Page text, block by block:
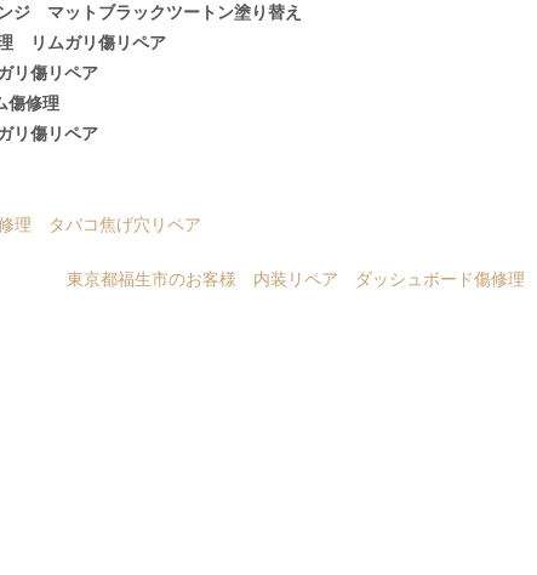
ジ マットブラックツートン塗り替え
リムガリ傷リペア
リ傷リペア
傷修理
リ傷リペア
理 タバコ焦げ穴リペア
東京都福生市のお客様 内装リペア ダッシュボード傷修理